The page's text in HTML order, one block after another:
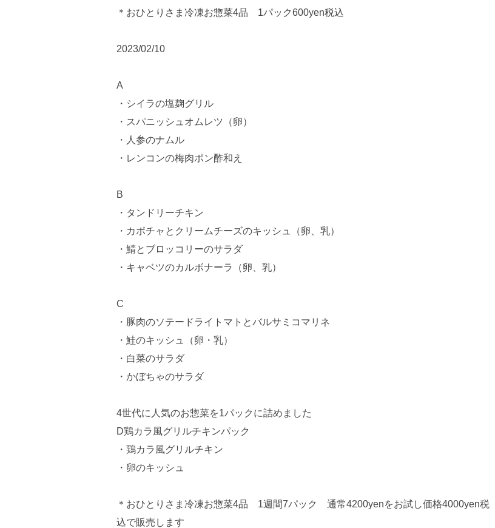
＊おひとりさま冷凍お惣菜4品 1パック600yen税込
2023/02/10
A
・シイラの塩麹グリル
・スパニッシュオムレツ（卵）
・人参のナムル
・レンコンの梅肉ポン酢和え
B
・タンドリーチキン
・カボチャとクリームチーズのキッシュ（卵、乳）
・鯖とブロッコリーのサラダ
・キャベツのカルボナーラ（卵、乳）
C
・豚肉のソテードライトマトとバルサミコマリネ
・鮭のキッシュ（卵・乳）
・白菜のサラダ
・かぼちゃのサラダ
4世代に人気のお惣菜を1パックに詰めました
D鶏カラ風グリルチキンパック
・鶏カラ風グリルチキン
・卵のキッシュ
＊おひとりさま冷凍お惣菜4品 1週間7パック 通常4200yenをお試し価格4000yen税
込で販売します